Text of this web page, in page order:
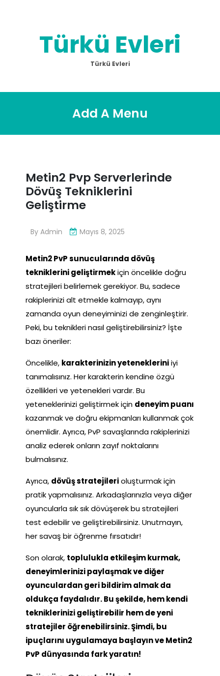
Türkü Evleri
Türkü Evleri
Add A Menu
Metin2 Pvp Serverlerinde
Dövüş Tekniklerini
Geliştirme
By Admin Mayıs 8, 2025
Metin2 PvP sunucularında dövüş
tekniklerini geliştirmekiçin öncelikle doğru
stratejileri belirlemek gerekiyor. Bu, sadece
rakiplerinizi alt etmekle kalmayıp, aynı
zamanda oyun deneyiminizi de zenginleştirir.
Peki, bu teknikleri nasıl geliştirebilirsiniz? İşte
bazı öneriler:
Öncelikle, karakterinizin yetenekleriniiyi
tanımalısınız. Her karakterin kendine özgü
özellikleri ve yetenekleri vardır. Bu
yeteneklerinizi geliştirmek için deneyim puanı
kazanmak ve doğru ekipmanları kullanmak çok
önemlidir. Ayrıca, PvP savaşlarında rakiplerinizi
analiz ederek onların zayıf noktalarını
bulmalısınız.
Ayrıca, dövüş stratejilerioluşturmak için
pratik yapmalısınız. Arkadaşlarınızla veya diğer
oyuncularla sık sık dövüşerek bu stratejileri
test edebilir ve geliştirebilirsiniz. Unutmayın,
her savaş bir öğrenme fırsatıdır!
Son olarak, toplulukla etkileşim kurmak,
deneyimlerinizi paylaşmak ve diğer
oyunculardan geri bildirim almak da
oldukça faydalıdır. Bu şekilde, hem kendi
tekniklerinizi geliştirebilir hem de yeni
stratejiler öğrenebilirsiniz. Şimdi, bu
ipuçlarını uygulamaya başlayın ve Metin2
PvP dünyasında fark yaratın!